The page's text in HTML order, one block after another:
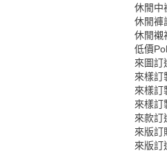
休閒中
休閒褲
休閒襯
低價
來圖訂
來樣訂
來樣訂
來樣訂
來款訂
來版訂
來版訂